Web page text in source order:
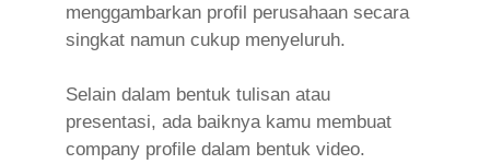
menggambarkan profil perusahaan secara
singkat namun cukup menyeluruh.
Selain dalam bentuk tulisan atau
presentasi, ada baiknya kamu membuat
company profile dalam bentuk video.